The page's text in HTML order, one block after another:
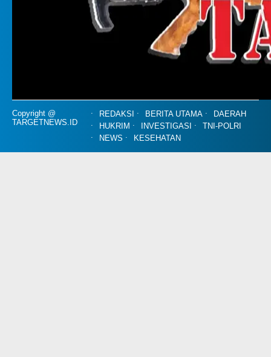
Copyright @
TARGETNEWS.ID
REDAKSI BERITA UTAMA
DAERAH
HUKRIM
INVESTIGASI
TNI-POLRI
NEWS
KESEHATAN